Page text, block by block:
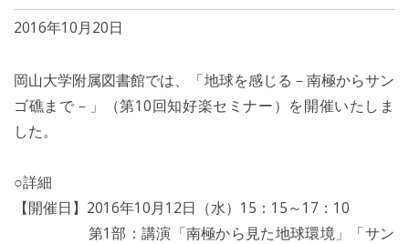
2016年10月20日
岡山大学附属図書館では、「地球を感じる－南極からサン
ゴ礁まで－」（第10回知好楽セミナー）を開催いたしま
した。
○詳細
【開催日】2016年10月12日（水）15：15～17：10
第1部：講演「南極から見た地球環境」「サン